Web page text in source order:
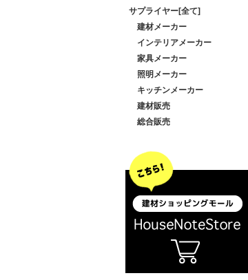
サプライヤー[全て]
建材メーカー
インテリアメーカー
家具メーカー
照明メーカー
キッチンメーカー
建材販売
総合販売